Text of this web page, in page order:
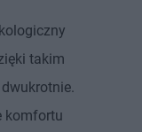
takim
komfortu